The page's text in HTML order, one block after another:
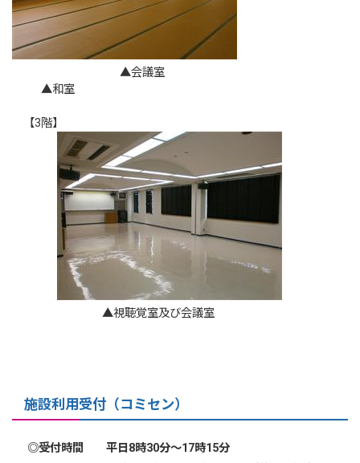
▲会議室
▲和室
【3階】
▲視聴覚室及び会議室
施設利用受付（コミセン）
◎受付時間 平日8時30分～17時15分